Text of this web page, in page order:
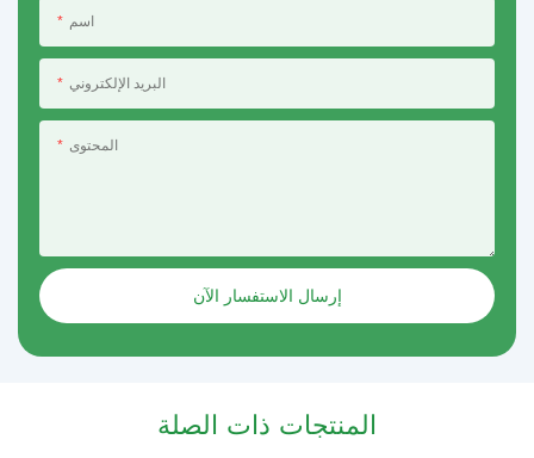
اسم
البريد الإلكتروني
المحتوى
إرسال الاستفسار الآن
المنتجات ذات الصلة